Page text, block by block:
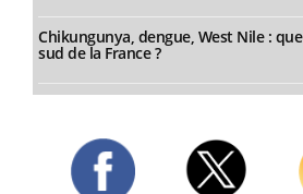
Chikungunya, dengue, West Nile :
sud de la France ?